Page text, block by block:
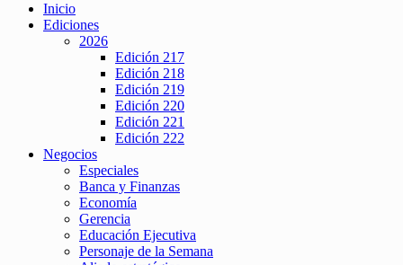
Inicio
Ediciones
2026
Edición 217
Edición 218
Edición 219
Edición 220
Edición 221
Edición 222
Negocios
Especiales
Banca y Finanzas
Economía
Gerencia
Educación Ejecutiva
Personaje de la Semana